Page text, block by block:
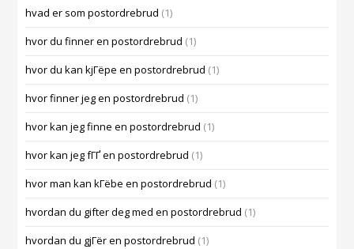
hvad er som postordrebrud (1)
hvor du finner en postordrebrud (1)
hvor du kan kjГёpe en postordrebrud (1)
hvor finner jeg en postordrebrud (1)
hvor kan jeg finne en postordrebrud (1)
hvor kan jeg fГҐ en postordrebrud (1)
hvor man kan kГёbe en postordrebrud (1)
hvordan du gifter deg med en postordrebrud (1)
hvordan du gjГёr en postordrebrud (1)